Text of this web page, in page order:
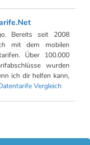
Bereits seit 2008
mit dem mobilen
Über 100.000
wurden
ich dir helfen kann,
Vergleich